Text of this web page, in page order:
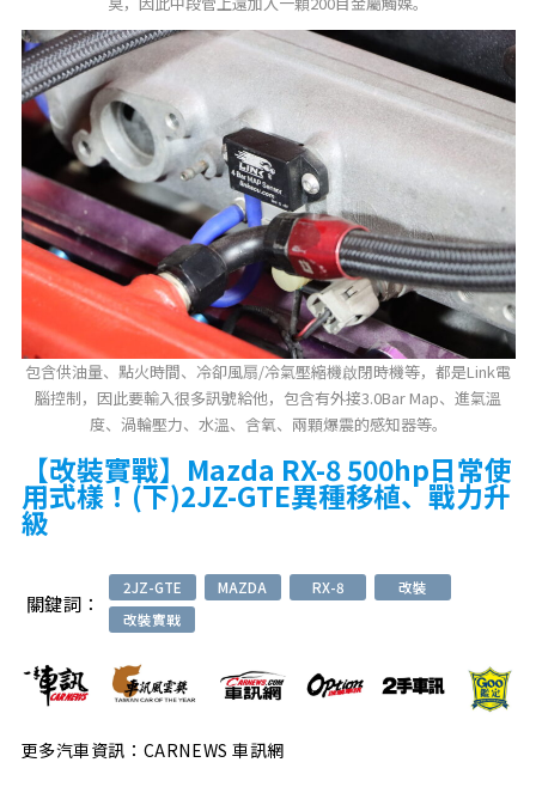
包含供油量、點火時間、冷卻風扇/冷氣壓縮機啟閉時機等，都是Link電
腦控制，因此要輸入很多訊號給他，包含有外接3.0Bar Map、進氣溫
度、渦輪壓力、水溫、含氧、兩顆爆震的感知器等。
【改裝實戰】Mazda RX-8 500hp日常使
用式樣！(下)2JZ-GTE異種移植、戰力升
級
關鍵詞：
2JZ-GTE MAZDA RX-8
改裝
改裝實戰
更多汽車資訊：CARNEWS 車訊網